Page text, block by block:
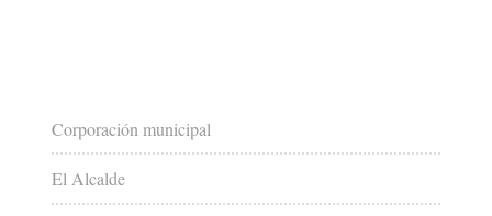
Corporación municipal
El Alcalde